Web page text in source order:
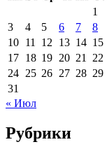
1
3
4 5 6 7 8
10 11 12 13 14 15
17 18 19 20 21 22
24 25 26 27 28 29
31
« Июл
Рубрики